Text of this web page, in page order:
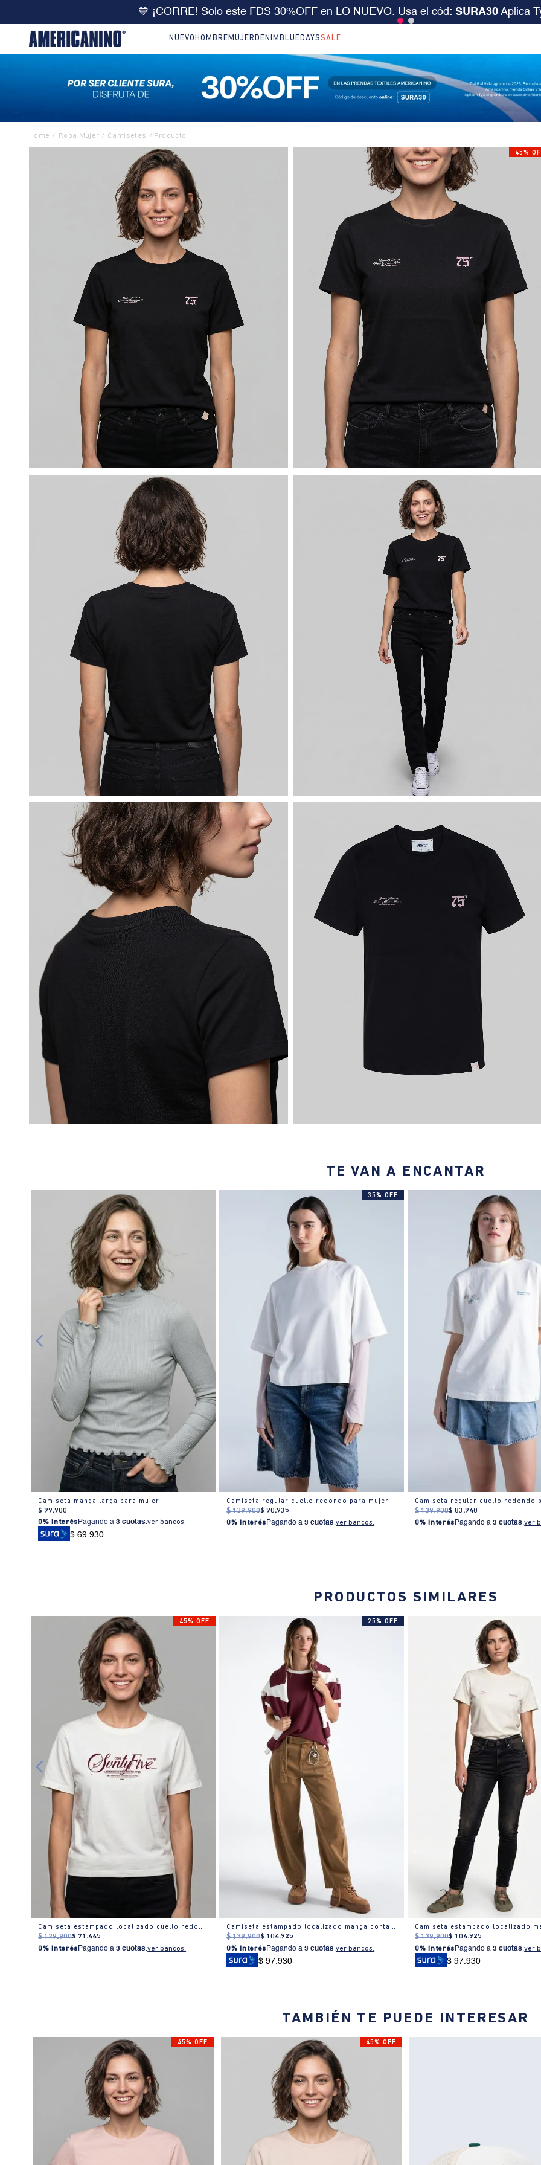
🔥DOBLE DCTO10% extra desde $199.000 ó 15% extra desde $400.000 en SALE.
NUEVO HOMBRE MUJER DENIM BLUEDAYSSALE
Ropa Mujer Camisetas
45%
TE VAN A ENCANTAR
Camiseta manga larga para mujer
$ 99.900
0% Interés Pagando a3 cuotas.ver bancos.
$ 69.930
35% OFF
Camiseta regular cuello redondo para mujer
$ 139.900$ 90.935
0% Interés Pagando a3 cuotas.ver bancos.
Camiseta regular cuello redondo
$ 139.900$ 83 .940
0% Interés Pagando a3 cuotas.ver
PRODUCTOS SIMILARES
45% OFF
Camiseta estampado localizado cuello redondo para mujer
$ 129.900$ 71 .445
0% Interés Pagando a3 cuotas.ver bancos.
25% OFF
Camiseta estampado localizado manga corta cuello redondo para mujer
$ 139.900$ 104.925
0% Interés Pagando a3 cuotas.ver bancos.
$ 97.930
$ 139.900$ 104.925
0% Interés Pagando a3 cuotas.ver
$ 97.930
TAMBIÉN TE PUEDE INTERESAR
45% OFF 45% OFF